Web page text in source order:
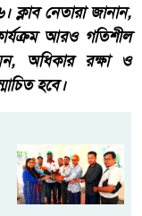
ক্লাব নেতারা জানান,
আরও গতিশীল
অধিকার রক্ষা ও
হবে।